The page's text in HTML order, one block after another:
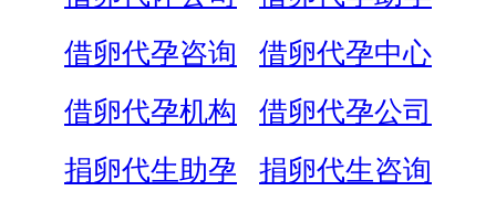
借卵代孕咨询
借卵代孕中心
借卵代孕机构
借卵代孕公司
捐卵代生助孕
捐卵代生咨询